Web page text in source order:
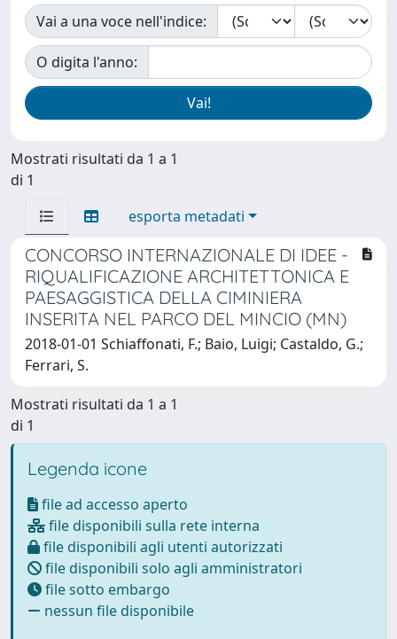
Vai a una voce nell'indice:
O digita l'anno:
Mostrati risultati da 1 a 1
di 1
esporta metadati
CONCORSO INTERNAZIONALE DI IDEE -
RIQUALIFICAZIONE ARCHITETTONICA E
PAESAGGISTICA DELLA CIMINIERA
INSERITA NEL PARCO DEL MINCIO (MN)
2018-01-01 Schiaffonati, F.; Baio, Luigi; Castaldo, G.;
Ferrari, S.
Mostrati risultati da 1 a 1
di 1
Legenda icone
file ad accesso aperto
file disponibili sulla rete interna
file disponibili agli utenti autorizzati
file disponibili solo agli amministratori
file sotto embargo
nessun file disponibile